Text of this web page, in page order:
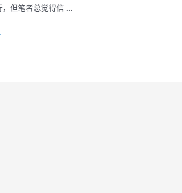
，但笔者总觉得信 …